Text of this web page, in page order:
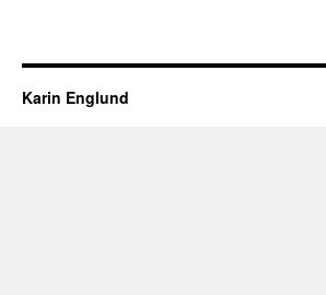
Karin Englund